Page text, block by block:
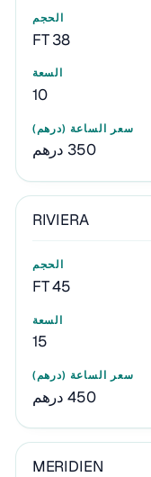
38 FT
10
350 درهم
RIVIERA
45 FT
15
450 درهم
MERIDIEN